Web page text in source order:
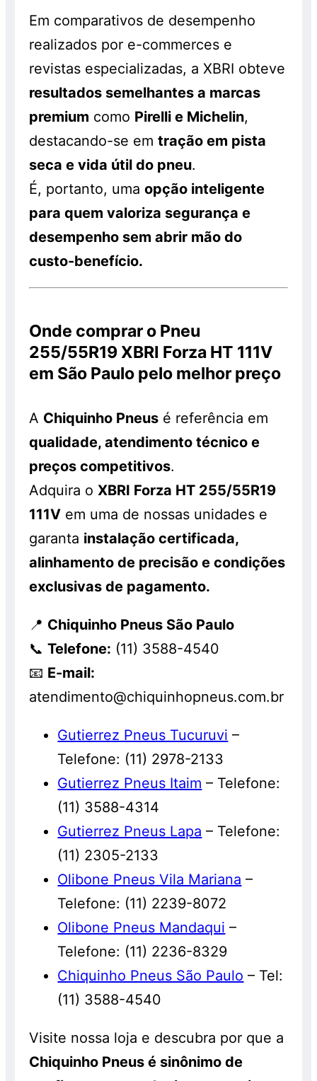
Em comparativos de desempenho
realizados por e-commerces e
revistas especializadas, a XBRI obteve
resultados semelhantes a marcas
premium como Pirelli e Michelin,
destacando-se emtração em pista
seca e vida útil do pneu.
É, portanto, umaopção inteligente
para quem valoriza segurança e
desempenho sem abrir mão do
custo-benefício.
Onde comprar o Pneu
255/55R19 XBRI Forza HT 111V
em São Paulo pelo melhor preço
A Chiquinho Pneus é referência em
qualidade, atendimento técnico e
preços competitivos.
Adquira oXBRI Forza HT 255/55R19
111V em uma de nossas unidades e
garanta instalação certificada,
alinhamento de precisão e condições
exclusivas de pagamento.
📍 Chiquinho Pneus São Paulo
📞Telefone: (11) 3588-4540
📧 E-mail:
atendimento@chiquinhopneus.com.br
Gutierrez Pneus Tucuruvi –
Telefone: (11) 2978-2133
Gutierrez Pneus Itaim – Telefone:
(11) 3588-4314
Gutierrez Pneus Lapa – Telefone:
(11) 2305-2133
Olibone Pneus Vila Mariana –
Telefone: (11) 2239-8072
Olibone Pneus Mandaqui –
Telefone: (11) 2236-8329
Chiquinho Pneus São Paulo – Tel:
(11) 3588-4540
Visite nossa loja e descubra por que a
Chiquinho Pneus é sinônimo de